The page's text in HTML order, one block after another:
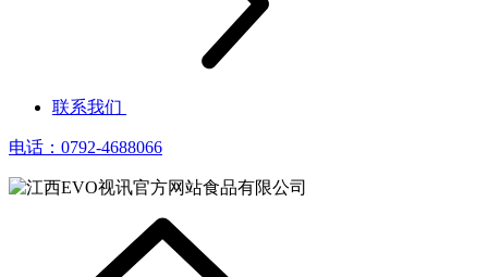
联系我们
电话：0792-4688066